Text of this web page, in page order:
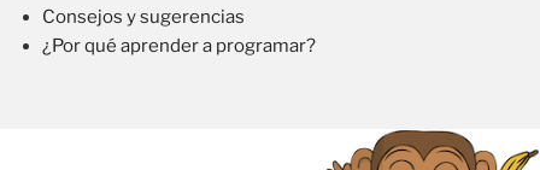
Consejos y sugerencias
¿Por qué aprender a programar?